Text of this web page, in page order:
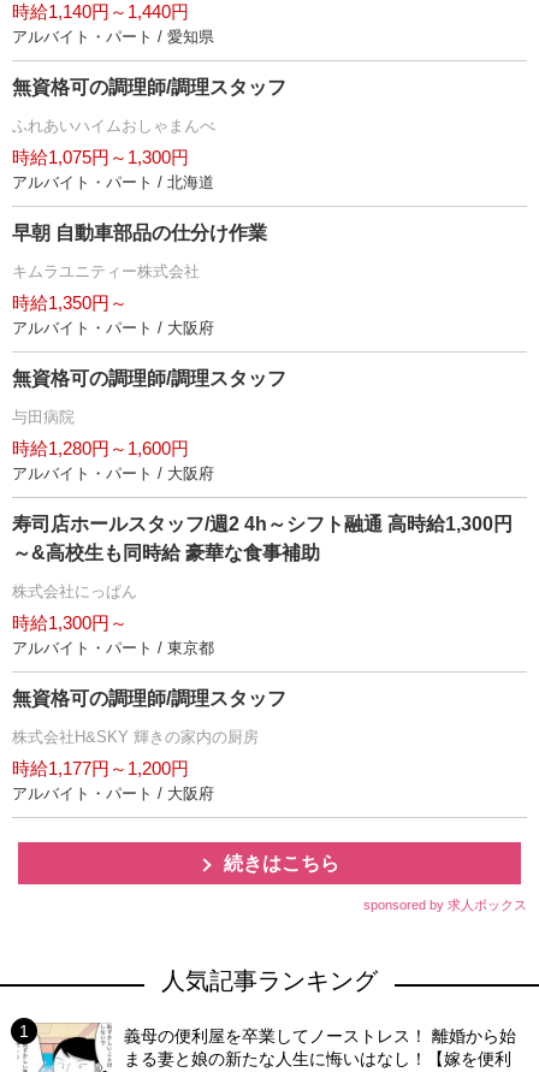
時給1,140円～1,440円
アルバイト・パート / 愛知県
無資格可の調理師/調理スタッフ
ふれあいハイムおしゃまんべ
時給1,075円～1,300円
アルバイト・パート / 北海道
早朝 自動車部品の仕分け作業
キムラユニティー株式会社
時給1,350円～
アルバイト・パート / 大阪府
無資格可の調理師/調理スタッフ
与田病院
時給1,280円～1,600円
アルバイト・パート / 大阪府
寿司店ホールスタッフ/週2 4h～シフト融通 高時給1,300円
～&高校生も同時給 豪華な食事補助
株式会社にっぱん
時給1,300円～
アルバイト・パート / 東京都
無資格可の調理師/調理スタッフ
株式会社H&SKY 輝きの家内の厨房
時給1,177円～1,200円
アルバイト・パート / 大阪府
続きはこちら
sponsored by 求人ボックス
人気記事ランキング
義母の便利屋を卒業してノーストレス！ 離婚から始
まる妻と娘の新たな人生に悔いはなし！【嫁を便利